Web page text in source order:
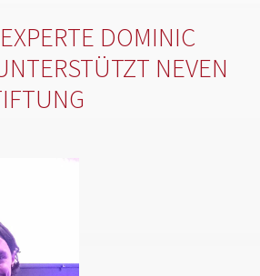
DOMINIC
NEVEN